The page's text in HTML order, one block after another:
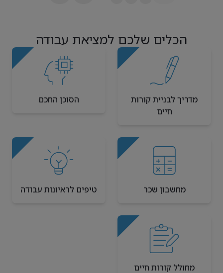
הכלים שלכם למציאת עבודה
מדריך לבניית קורות
חיים
הסוכן החכם
מחשבון שכר טיפים לראיונות עבודה
מחולל קורות חיים